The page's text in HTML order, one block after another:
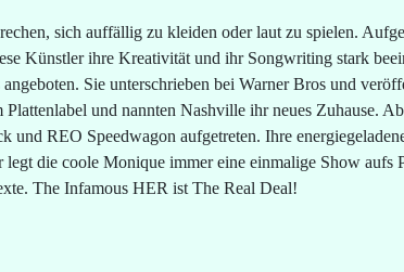
sich auffällig zu kleiden oder laut zu spielen.
Künstler ihre Kreativität und ihr Songwriting stark
Sie unterschrieben bei Warner Bros und
und nannten Nashville ihr neues Zuhause.
REO Speedwagon aufgetreten. Ihre
die coole Monique immer eine einmalige Show aufs
The Infamous HER ist The Real Deal!